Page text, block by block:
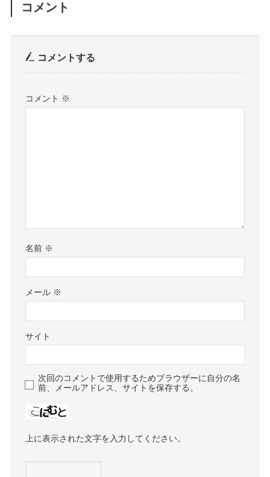
コメント
コメントする
コメント ※
名前 ※
メール ※
サイト
次回のコメントで使用するためブラウザーに自分の名
前、メールアドレス、サイトを保存する。
上に表示された文字を入力してください。